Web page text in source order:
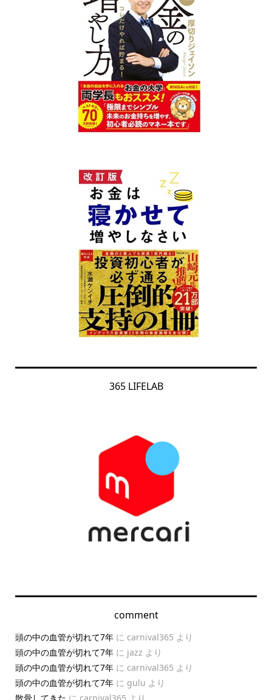
365 LIFELAB
comment
頭の中の血管が切れて7年に carnival365 より
頭の中の血管が切れて7年に jazz より
頭の中の血管が切れて7年に carnival365 より
頭の中の血管が切れて7年に gulu より